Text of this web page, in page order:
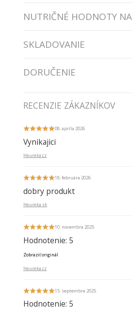
NUTRIČNÉ HODNOTY
SKLADOVANIE
DORUČENIE
RECENZIE ZÁKAZNÍKOV
08. apríla 2026
Vynikajici
Heureka.cz
18. februára 2026
dobry produkt
Heureka.sk
10. novembra 2025
Hodnotenie: 5
Zobraziť originál
Heureka.cz
15. septembra 2025
Hodnotenie: 5